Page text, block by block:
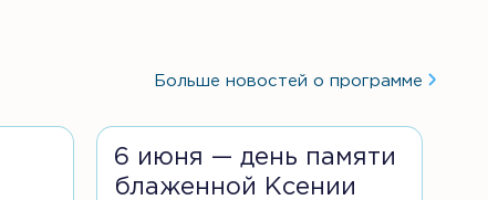
Больше новостей о программе
6 июня — день памяти
блаженной Ксении